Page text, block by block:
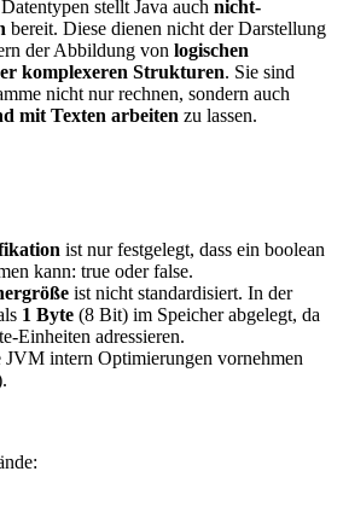
stellt Java auch nicht-
bereit. Diese dienen nicht der Darstellung
der Abbildung von logischen
komplexeren Strukturen. Sie sind
nicht nur rechnen, sondern auch
mit Texten arbeiten zu lassen.
ist nur festgelegt, dass ein boolean
kann: true oder false.
ist nicht standardisiert. In der
1 Byte (8 Bit) im Speicher abgelegt, da
Einheiten adressieren.
intern Optimierungen vornehmen